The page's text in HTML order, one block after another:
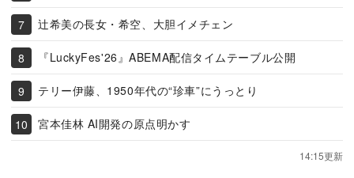
辻希美の長女・希空、大胆イメチェン
『LuckyFes'26』ABEMA配信タイムテーブル公開
テリー伊藤、1950年代の“珍車”にうっとり
宮本佳林 AI開発の原点明かす
14:15更新